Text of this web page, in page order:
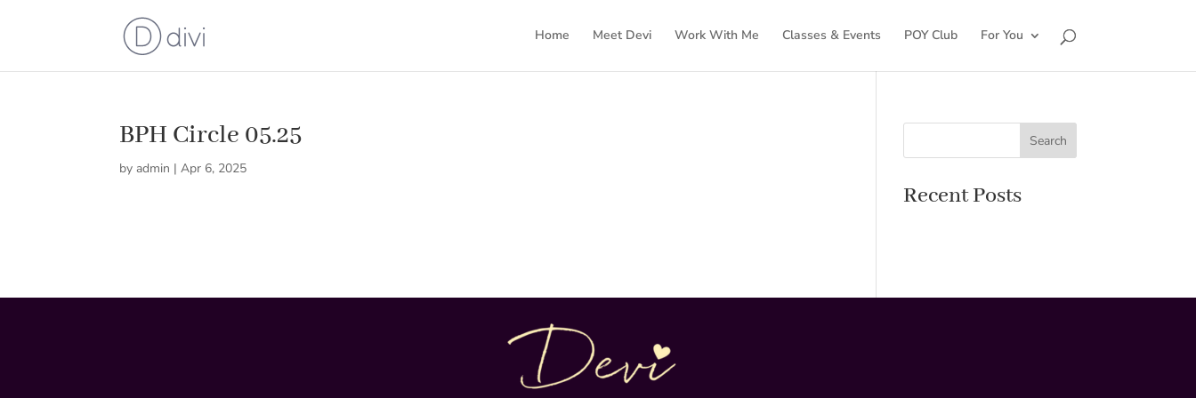
Home Meet Devi Work With Me Classes & Events POY Club For You
BPH Circle 05.25
byadmin |Apr 6, 2025
Search
Recent Posts